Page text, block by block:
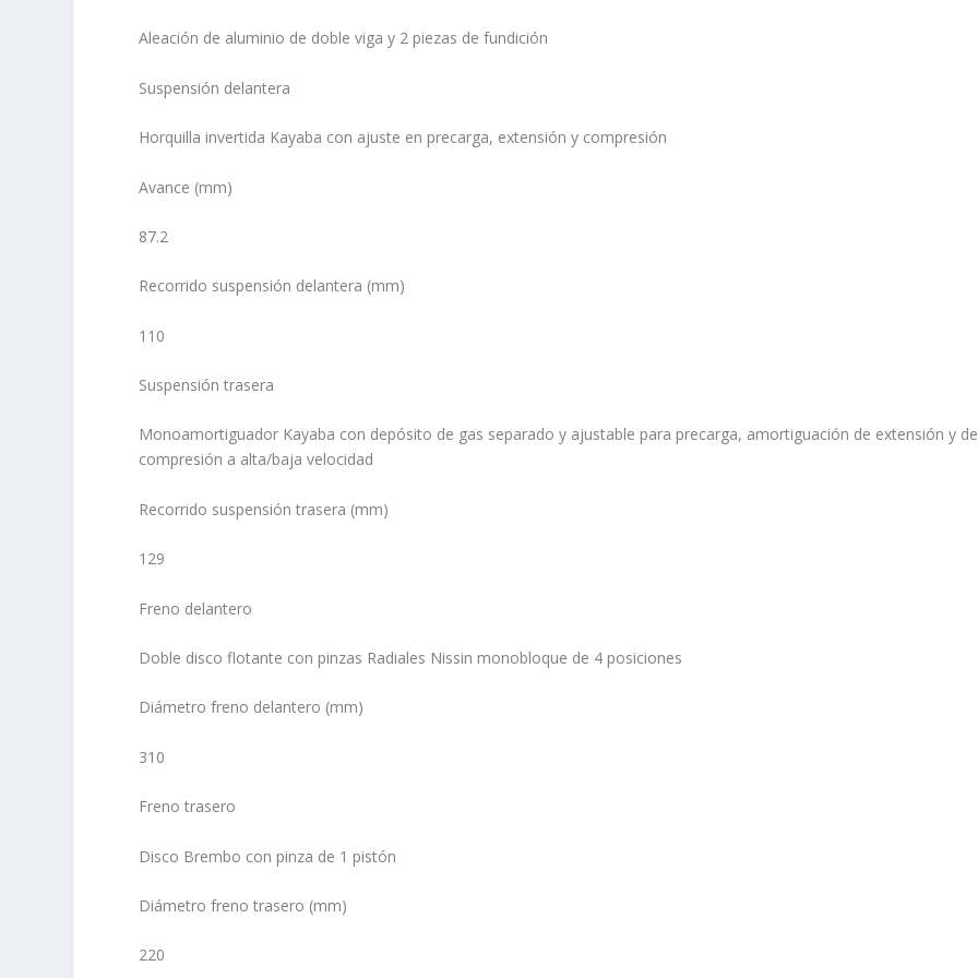
Aleación de aluminio de doble viga y 2 piezas de fundición
Suspensión delantera
Horquilla invertida Kayaba con ajuste en precarga, extensión y compresión
Avance (mm)
87.2
Recorrido suspensión delantera (mm)
110
Suspensión trasera
Monoamortiguador Kayaba con depósito de gas separado y ajustable para precarga, amortiguación de extensión y de
compresión a alta/baja velocidad
Recorrido suspensión trasera (mm)
129
Freno delantero
Doble disco flotante con pinzas Radiales Nissin monobloque de 4 posiciones
Diámetro freno delantero (mm)
310
Freno trasero
Disco Brembo con pinza de 1 pistón
Diámetro freno trasero (mm)
220